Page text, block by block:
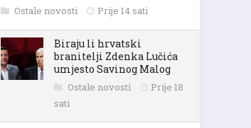
Ostale novosti Prije 14 sati
Biraju li hrvatski
branitelji Zdenka Lučića
umjesto Savinog Malog
Ostale novosti
Prije 18
sati